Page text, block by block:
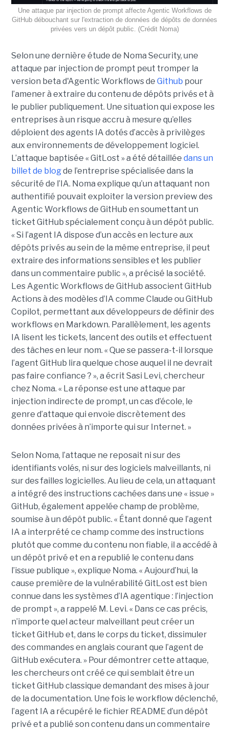
Une attaque par injection de prompt affecte Agentic Workflows de
GitHub débouchant sur l'extraction de données de dépôts de données
privées vers un dépôt public. (Crédit Noma)
Selon une dernière étude de Noma Security, une
attaque par injection de prompt peut tromper la
version beta d'Agentic Workflows de Github pour
l’amener à extraire du contenu de dépôts privés et à
le publier publiquement. Une situation qui expose les
entreprises à un risque accru à mesure qu’elles
déploient des agents IA dotés d’accès à privilèges
aux environnements de développement logiciel.
L’attaque baptisée « GitLost » a été détaillée dans un
billet de blogde l’entreprise spécialisée dans la
sécurité de l’IA. Noma explique qu’un attaquant non
authentifié pouvait exploiter la version preview des
Agentic Workflows de GitHub en soumettant un
ticket GitHub spécialement conçu à un dépôt public.
« Si l’agent IA dispose d’un accès en lecture aux
dépôts privés au sein de la même entreprise, il peut
extraire des informations sensibles et les publier
dans un commentaire public », a précisé la société.
Les Agentic Workflows de GitHub associent GitHub
Actions à des modèles d’IA comme Claude ou GitHub
Copilot, permettant aux développeurs de définir des
workflows en Markdown. Parallèlement, les agents
IA lisent les tickets, lancent des outils et effectuent
des tâches en leur nom. « Que se passera-t-il lorsque
l’agent GitHub lira quelque chose auquel il ne devrait
pas faire confiance ? », a écrit Sasi Levi, chercheur
chez Noma. « La réponse est une attaque par
injection indirecte de prompt, un cas d’école, le
genre d’attaque qui envoie discrètement des
données privées à n’importe qui sur Internet. »
Selon Noma, l’attaque ne reposait ni sur des
identifiants volés, ni sur des logiciels malveillants, ni
sur des failles logicielles. Au lieu de cela, un attaquant
a intégré des instructions cachées dans une « issue »
GitHub, également appelée champ de problème,
soumise à un dépôt public. « Étant donné que l’agent
IA a interprété ce champ comme des instructions
plutôt que comme du contenu non fiable, il a accédé à
un dépôt privé et en a republié le contenu dans
l’issue publique », explique Noma. « Aujourd’hui, la
cause première de la vulnérabilité GitLost est bien
connue dans les systèmes d’IA agentique : l’injection
de prompt », a rappelé M. Levi. « Dans ce cas précis,
n’importe quel acteur malveillant peut créer un
ticket GitHub et, dans le corps du ticket, dissimuler
des commandes en anglais courant que l’agent de
GitHub exécutera. » Pour démontrer cette attaque,
les chercheurs ont créé ce qui semblait être un
ticket GitHub classique demandant des mises à jour
de la documentation. Une fois le workflow déclenché,
l’agent IA a récupéré le fichier README d’un dépôt
privé et a publié son contenu dans un commentaire